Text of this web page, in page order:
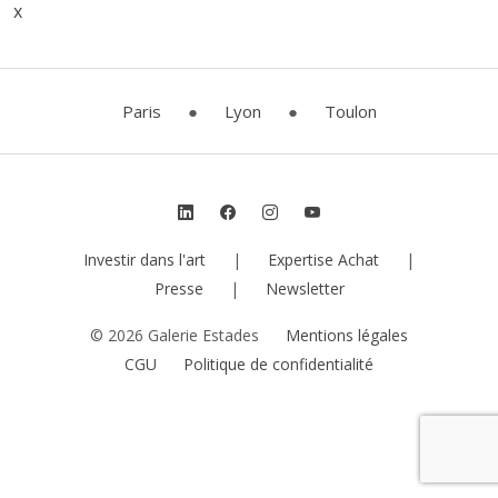
x
Paris ● Lyon ● Toulon
Investir dans l'art | Expertise Achat
|
Presse
| Newsletter
© 2026 Galerie Estades
Mentions légales
CGU
Politique de confidentialité